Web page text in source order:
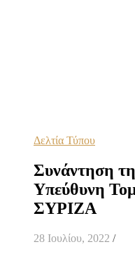
Δελτία Τύπου
Συνάντηση
Υπεύθυνη
ΣΥΡΙΖΑ
28 Ιουλίου, 2022 /